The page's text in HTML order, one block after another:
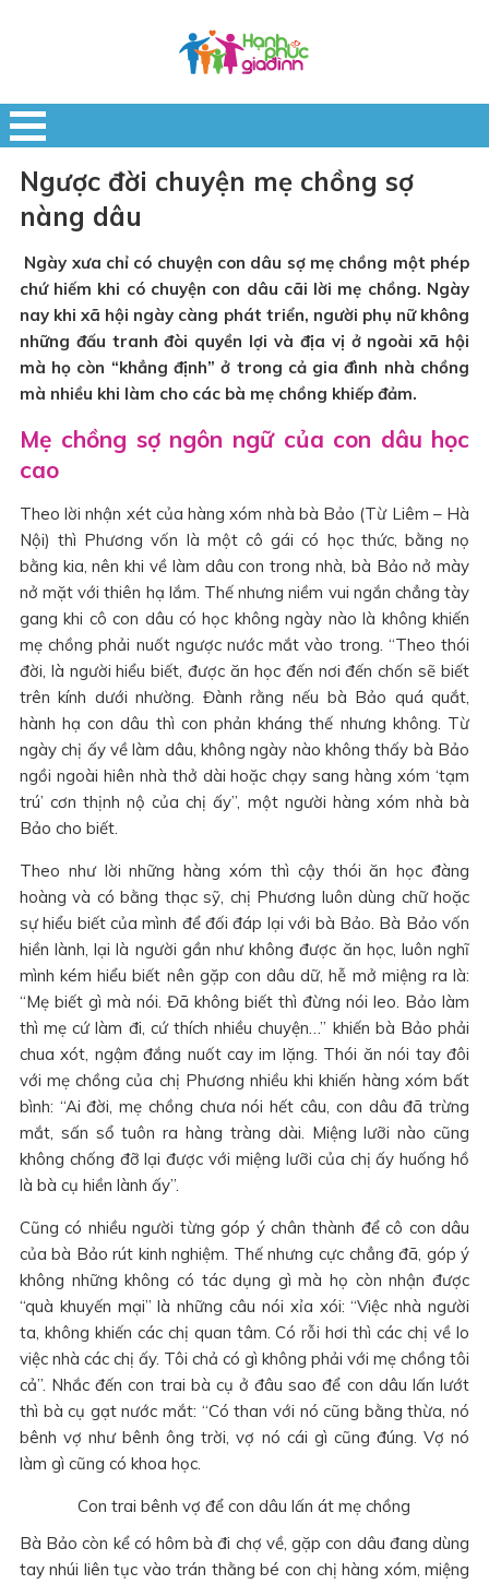
Ngược đời chuyện mẹ chồng sợ
nàng dâu
Ngày xưa chỉ có chuyện con dâu sợ mẹ chồng một phép
chứ hiếm khi có chuyện con dâu cãi lời mẹ chồng. Ngày
nay khi xã hội ngày càng phát triển, người phụ nữ không
những đấu tranh đòi quyền lợi và địa vị ở ngoài xã hội
mà họ còn “khẳng định” ở trong cả gia đình nhà chồng
mà nhiều khi làm cho các bà mẹ chồng khiếp đảm.
Mẹ chồng sợ ngôn ngữ của con dâu học
cao
Theo lời nhận xét của hàng xóm nhà bà Bảo (Từ Liêm – Hà
Nội) thì Phương vốn là một cô gái có học thức, bằng nọ
bằng kia, nên khi về làm dâu con trong nhà, bà Bảo nở mày
nở mặt với thiên hạ lắm. Thế nhưng niềm vui ngắn chẳng tày
gang khi cô con dâu có học không ngày nào là không khiến
mẹ chồng phải nuốt ngược nước mắt vào trong. “Theo thói
đời, là người hiểu biết, được ăn học đến nơi đến chốn sẽ biết
trên kính dưới nhường. Đành rằng nếu bà Bảo quá quắt,
hành hạ con dâu thì con phản kháng thế nhưng không. Từ
ngày chị ấy về làm dâu, không ngày nào không thấy bà Bảo
ngồi ngoài hiên nhà thở dài hoặc chạy sang hàng xóm ‘tạm
trú’ cơn thịnh nộ của chị ấy”, một người hàng xóm nhà bà
Bảo cho biết.
Theo như lời những hàng xóm thì cậy thói ăn học đàng
hoàng và có bằng thạc sỹ, chị Phương luôn dùng chữ hoặc
sự hiểu biết của mình để đối đáp lại với bà Bảo. Bà Bảo vốn
hiền lành, lại là người gần như không được ăn học, luôn nghĩ
mình kém hiểu biết nên gặp con dâu dữ, hễ mở miệng ra là:
“Mẹ biết gì mà nói. Đã không biết thì đừng nói leo. Bảo làm
thì mẹ cứ làm đi, cứ thích nhiều chuyện…” khiến bà Bảo phải
chua xót, ngậm đắng nuốt cay im lặng. Thói ăn nói tay đôi
với mẹ chồng của chị Phương nhiều khi khiến hàng xóm bất
bình: “Ai đời, mẹ chồng chưa nói hết câu, con dâu đã trừng
mắt, sấn sổ tuôn ra hàng tràng dài. Miệng lưỡi nào cũng
không chống đỡ lại được với miệng lưỡi của chị ấy huống hồ
là bà cụ hiền lành ấy”.
Cũng có nhiều người từng góp ý chân thành để cô con dâu
của bà Bảo rút kinh nghiệm. Thế nhưng cực chẳng đã, góp ý
không những không có tác dụng gì mà họ còn nhận được
“quà khuyến mại” là những câu nói xỉa xói: “Việc nhà người
ta, không khiến các chị quan tâm. Có rỗi hơi thì các chị về lo
việc nhà các chị ấy. Tôi chả có gì không phải với mẹ chồng tôi
cả”. Nhắc đến con trai bà cụ ở đâu sao để con dâu lấn lướt
thì bà cụ gạt nước mắt: “Có than với nó cũng bằng thừa, nó
bênh vợ như bênh ông trời, vợ nó cái gì cũng đúng. Vợ nó
làm gì cũng có khoa học.
Con trai bênh vợ để con dâu lấn át mẹ chồng
Bà Bảo còn kể có hôm bà đi chợ về, gặp con dâu đang dùng
tay nhúi liên tục vào trán thằng bé con chị hàng xóm, miệng